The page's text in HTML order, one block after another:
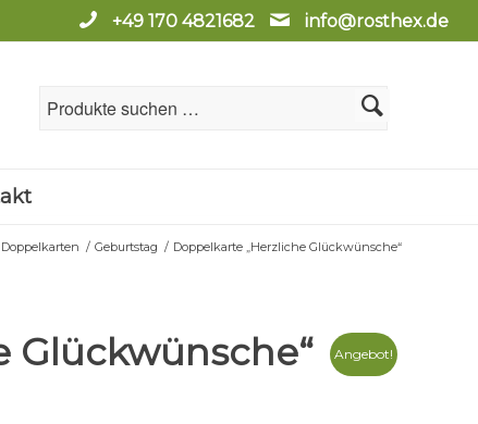
+49 170 4821682 info@rosthex.de
Doppelkarten / Geburtstag / Doppelkarte „Herzliche Glückwünsche“
Angebot!
Glückwünsche“